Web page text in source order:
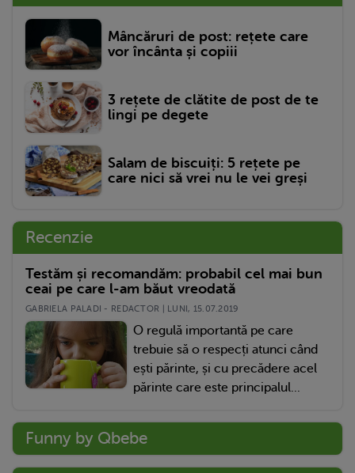
Mâncăruri de post: rețete care
vor încânta și copiii
3 rețete de clătite de post de te
lingi pe degete
Salam de biscuiți: 5 rețete pe
care nici să vrei nu le vei greși
Recenzie
Testăm și recomandăm: probabil cel mai bun
ceai pe care l-am băut vreodată
GABRIELA PALADI - REDACTOR | LUNI, 15.07.2019
O regulă importantă pe care
trebuie să o respecți atunci când
ești părinte, și cu precădere acel
părinte care este principalul...
Funny by Qbebe